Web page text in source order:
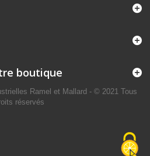
boutique
Ramel et Mallard - © 2021 Tous
réservés